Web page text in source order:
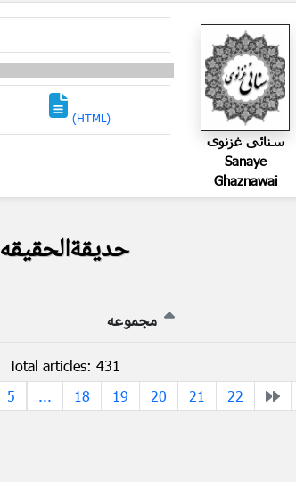
(HTML)
سنائی غزنوی
Sanaye
Ghaznawai
حدیقةالحقیقه
مجموعه
Total articles: 431
5 ... 18 19 20 21 22